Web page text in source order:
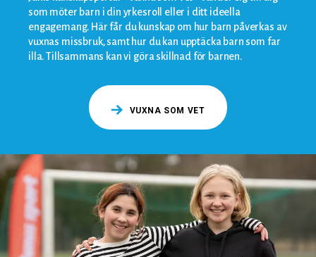
som möter barn i din yrkesroll eller i ditt ideella
engagemang. Här får du kunskap om hur barn påverkas av
vuxnas missbruk, samt hur du kan upptäcka barn som far
illa. Tillsammans kan vi göra skillnad för barnen.
VUXNA SOM VET